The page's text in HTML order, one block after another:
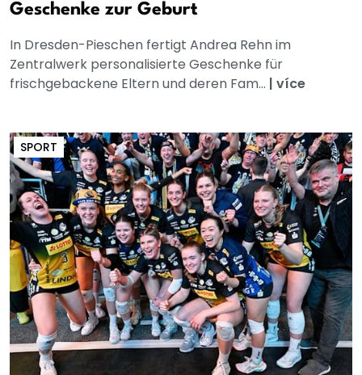
Geschenke zur Geburt
In Dresden-Pieschen fertigt Andrea Rehn im
Zentralwerk personalisierte Geschenke für
frischgebackene Eltern und deren Fam... | více
SPORT